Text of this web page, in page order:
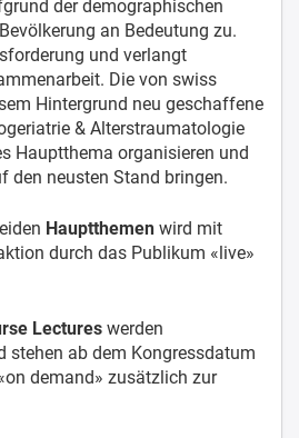
der demographischen
an Bedeutung zu.
und verlangt
Die von swiss
Hintergrund neu geschaffene
& Alterstraumatologie
Hauptthema organisieren und
den neusten Stand bringen.
Hauptthemen wird mit
durch das Publikum «live»
Lectures werden
stehen ab dem Kongressdatum
demand» zusätzlich zur